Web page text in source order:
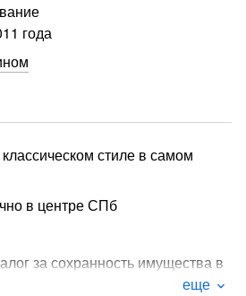
года
стиле в самом
в центре СПб
за сохранность имущества в
оплачивается дополнительно.
еще